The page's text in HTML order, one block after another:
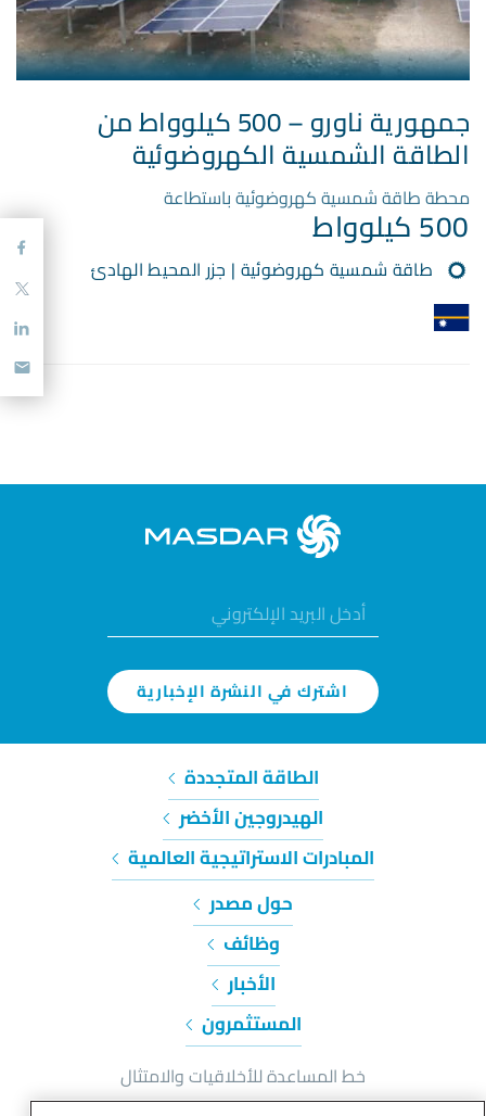
جمهورية ناورو – 500 كيلوواط من
الطاقة الشمسية الكهروضوئية
محطة طاقة شمسية كهروضوئية باستطاعة
500 كيلوواط
طاقة شمسية كهروضوئية | جزر المحيط الهادئ
اشترك في النشرة الإخبارية
الطاقة المتجددة
الهيدروجين الأخضر
المبادرات الاستراتيجية العالمية
حول مصدر
وظائف
الأخبار
المستثمرون
خط المساعدة للأخلاقيات والامتثال